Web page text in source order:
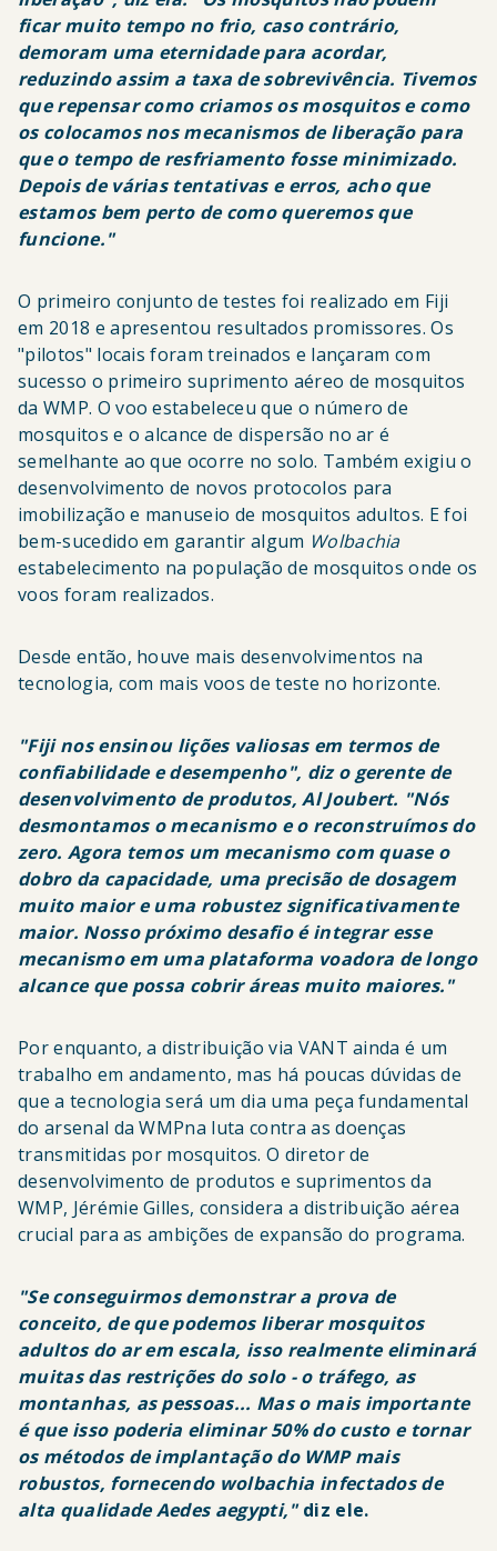
ficar muito tempo no frio, caso contrário,
demoram uma eternidade para acordar,
reduzindo assim a taxa de sobrevivência. Tivemos
que repensar como criamos os mosquitos e como
os colocamos nos mecanismos de liberação para
que o tempo de resfriamento fosse minimizado.
Depois de várias tentativas e erros, acho que
estamos bem perto de como queremos que
funcione."
O primeiro conjunto de testes foi realizado em Fiji
em 2018 e apresentou resultados promissores. Os
"pilotos" locais foram treinados e lançaram com
sucesso o primeiro suprimento aéreo de mosquitos
da WMP. O voo estabeleceu que o número de
mosquitos e o alcance de dispersão no ar é
semelhante ao que ocorre no solo. Também exigiu o
desenvolvimento de novos protocolos para
imobilização e manuseio de mosquitos adultos. E foi
bem-sucedido em garantir algum Wolbachia
estabelecimento na população de mosquitos onde os
voos foram realizados.
Desde então, houve mais desenvolvimentos na
tecnologia, com mais voos de teste no horizonte.
"Fiji nos ensinou lições valiosas em termos de
confiabilidade e desempenho", diz o gerente de
desenvolvimento de produtos, Al Joubert. "Nós
desmontamos o mecanismo e o reconstruímos do
zero. Agora temos um mecanismo com quase o
dobro da capacidade, uma precisão de dosagem
muito maior e uma robustez significativamente
maior. Nosso próximo desafio é integrar esse
mecanismo em uma plataforma voadora de longo
alcance que possa cobrir áreas muito maiores."
Por enquanto, a distribuição via VANT ainda é um
trabalho em andamento, mas há poucas dúvidas de
que a tecnologia será um dia uma peça fundamental
do arsenal da WMPna luta contra as doenças
transmitidas por mosquitos. O diretor de
desenvolvimento de produtos e suprimentos da
WMP, Jérémie Gilles, considera a distribuição aérea
crucial para as ambições de expansão do programa.
"Se conseguirmos demonstrar a prova de
conceito, de que podemos liberar mosquitos
adultos do ar em escala, isso realmente eliminará
muitas das restrições do solo- o tráfego, as
montanhas, as pessoas... Mas o mais importante
é que isso poderia eliminar 50% do custo e tornar
os métodos de implantação do WMP mais
robustos, fornecendo wolbachia infectados de
alta qualidade Aedes aegypti,"diz ele.